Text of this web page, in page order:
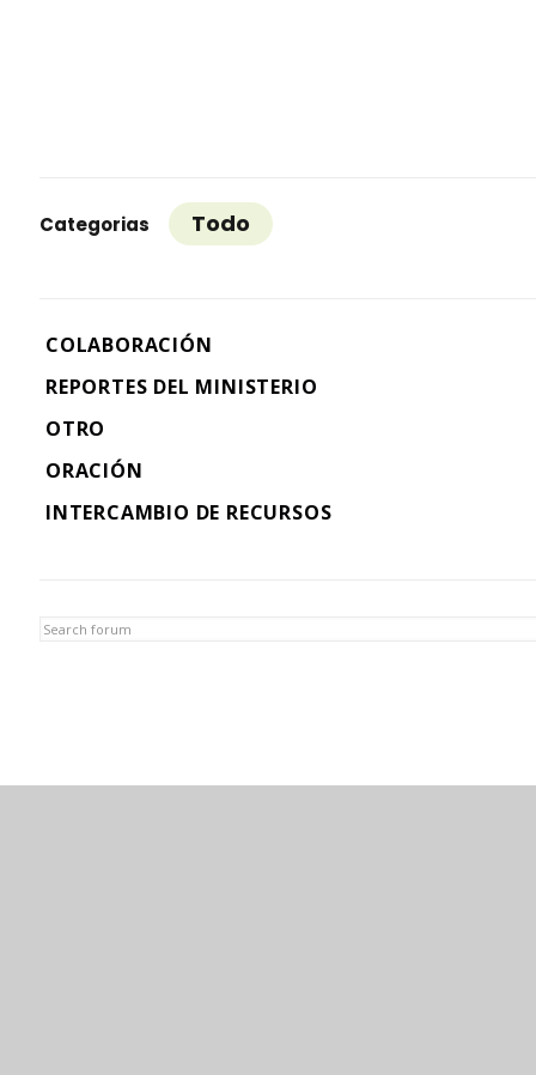
Categorias Todo
COLABORACIÓN
REPORTES DEL MINISTERIO
OTRO
ORACIÓN
INTERCAMBIO DE RECURSOS